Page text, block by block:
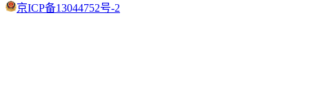
京ICP备13044752号-2